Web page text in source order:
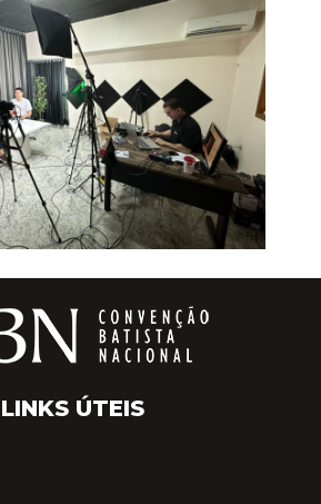
LINKS ÚTEIS